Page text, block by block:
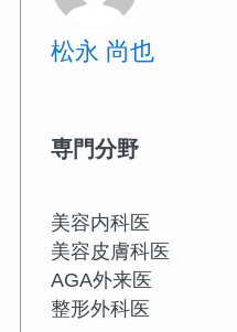
松永 尚也
専門分野
美容内科医
美容皮膚科医
AGA外来医
整形外科医